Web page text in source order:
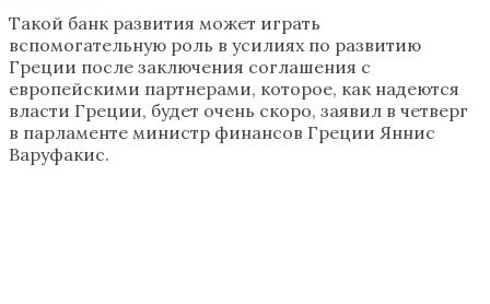
Такой банк развития может играть
вспомогательную роль в усилиях по развитию
Греции после заключения соглашения с
европейскими партнерами, которое, как надеются
власти Греции, будет очень скоро, заявил в четверг
в парламенте министр финансов Греции Яннис
Варуфакис.